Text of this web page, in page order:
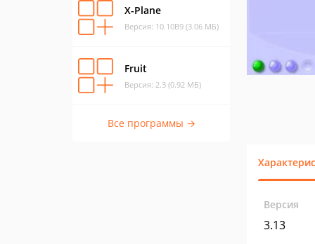
X-Plane
Версия: 10.10B9 (3.06 МБ)
Fruit
Версия: 2.3 (0.92 МБ)
Все программы →
Версия
3.13